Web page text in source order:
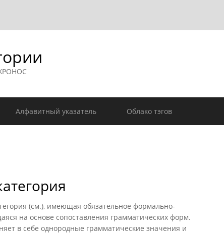
Алфавитный указатель Облако тэгов
(см.), имеющая обязательное формально-
на основе сопоставления грамматических форм.
в себе однородные грамматические значения и